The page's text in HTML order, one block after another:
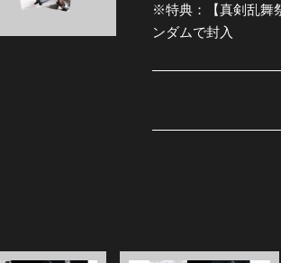
※特典：【真剣乱舞
ンダムで封入